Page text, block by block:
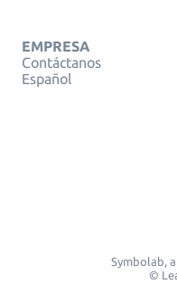
EMPRESA
Contáctanos
Español
Symbolab,
©